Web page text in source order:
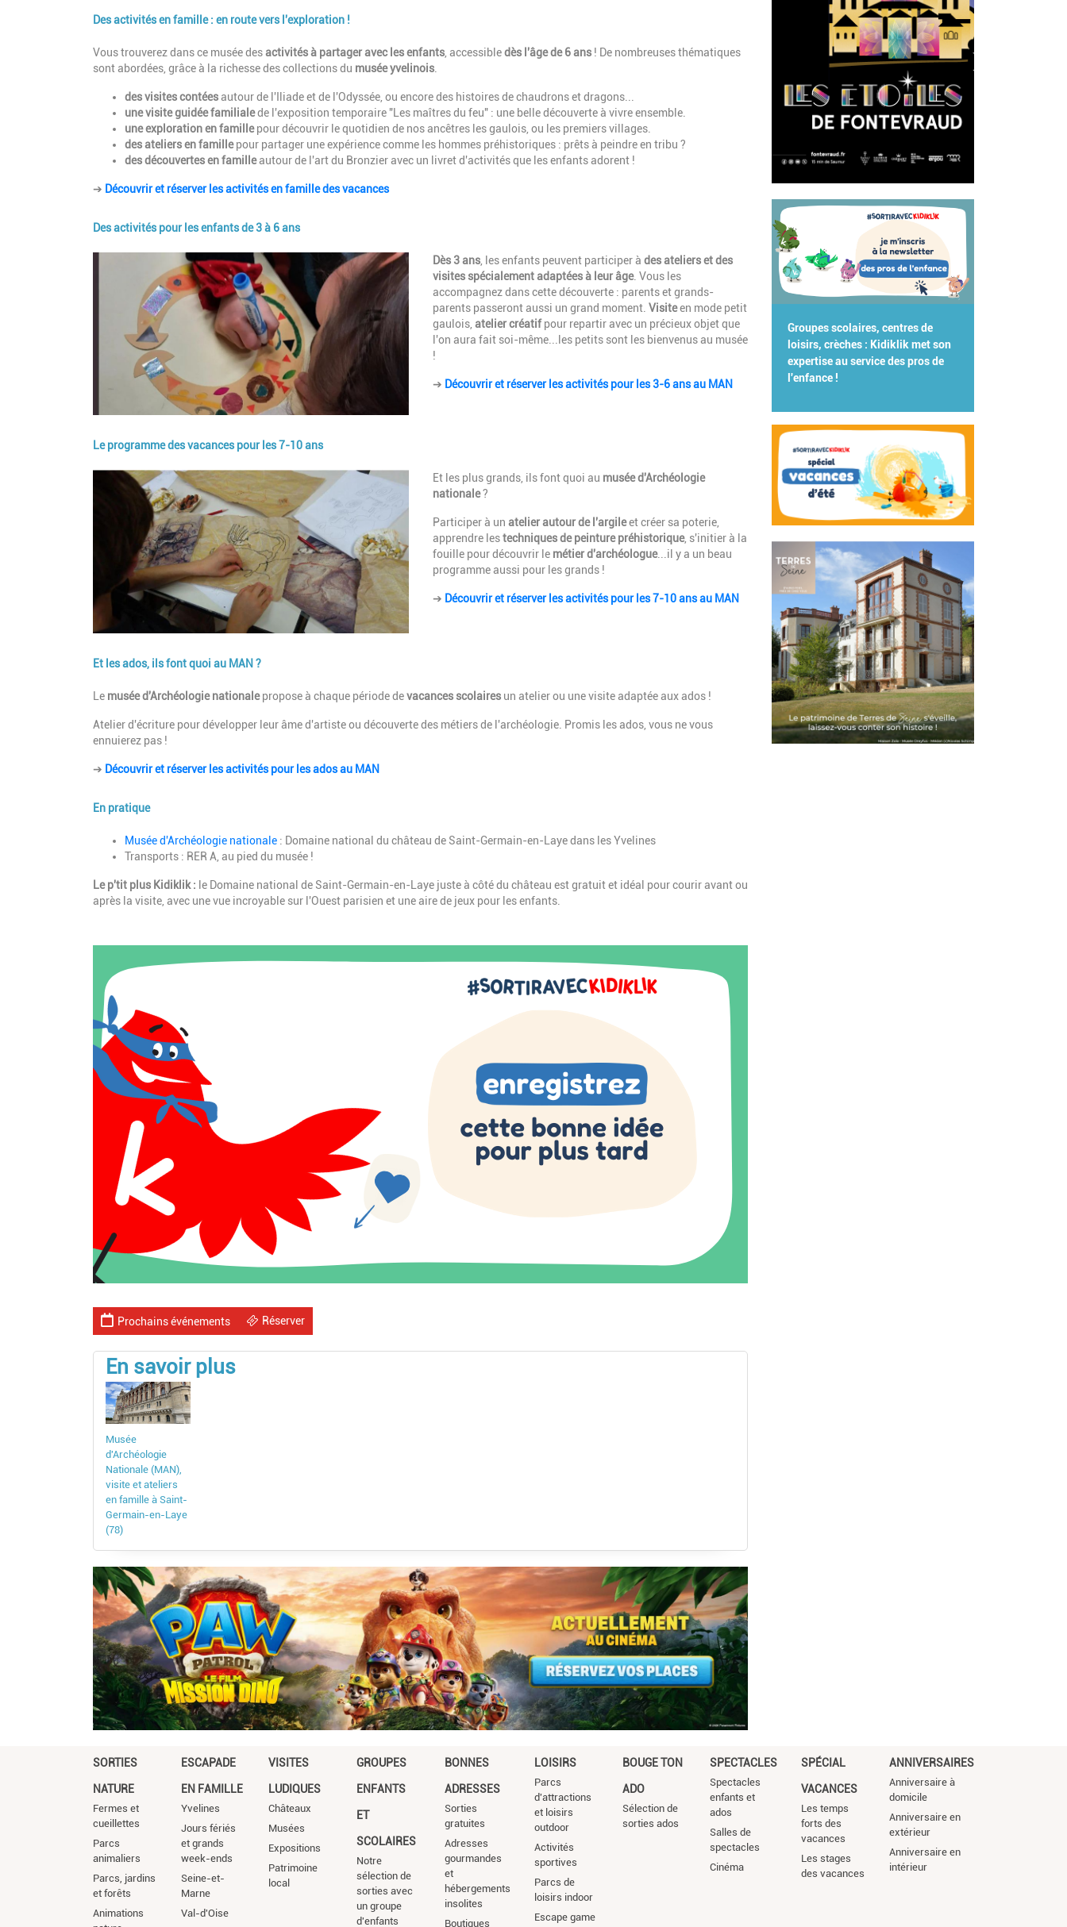
Des activités en famille : en route vers l'exploration !
Description
Vous trouverez dans ce musée desactivités à partager avec les enfants , accessibledès l'âge de 6 ans ! De nombreuses thématiques
sont abordées, grâce à la richesse des collections du musée yvelinois
des visites contéesautour de l'Iliade et de l'Odyssée, ou encore des histoires de chaudrons et dragons...
une visite guidée familialede l'exposition temporaire "Les maîtres du feu" : une belle découverte à vivre ensemble.
une exploration en famillepour découvrir le quotidien de nos ancêtres les gaulois, ou les premiers villages.
des ateliers en famillepour partager une expérience comme les hommes préhistoriques : prêts à peindre en tribu ?
des découvertes en familleautour de l'art du Bronzier avec un livret d'activités que les enfants adorent !
➔ Découvrir et réserver les activités en famille des vacances
Des activités pour les enfants de 3 à 6 ans
Description
Dès 3 ans, les enfants peuvent participer à des ateliers et des
visites spécialement adaptées à leur âge. Vous les
accompagnez dans cette découverte : parents et grands-
parents passeront aussi un grand moment. Visiteen mode petit
gaulois, atelier créatifpour repartir avec un précieux objet que
l'on aura fait soi-même...les petits sont les bienvenus au musée
!
➔ Découvrir et réserver les activités pour les 3-6 ans au MAN
Le programme des vacances pour les 7-10 ans
Description
Et les plus grands, ils font quoi au musée d'Archéologie
nationale?
Participer à un atelier autour de l'argileet créer sa poterie,
apprendre lestechniques de peinture préhistorique, s'initier à la
fouille pour découvrir le métier d'archéologue...il y a un beau
programme aussi pour les grands !
➔ Découvrir et réserver les activités pour les 7-10 ans au MAN
Et les ados, ils font quoi au MAN ?
Description
Le musée d'Archéologie nationalepropose à chaque période devacances scolaires un atelier ou une visite adaptée aux ados !
Atelier d'écriture pour développer leur âme d'artiste ou découverte des métiers de l'archéologie. Promis les ados, vous ne vous
ennuierez pas !
➔ Découvrir et réserver les activités pour les ados au MAN
En pratique
DescriptionMusée d'Archéologie nationale : Domaine national du château de Saint-Germain-en-Laye dans les Yvelines
Transports : RER A, au pied du musée !
Le p'tit plus Kidiklik : le Domaine national de Saint-Germain-en-Laye juste à côté du château est gratuit et idéal pour courir avant ou
après la visite, avec une vue incroyable sur l'Ouest parisien et une aire de jeux pour les enfants.
Réserver
Prochains événements
En savoir plus
Musée
d'Archéologie
Nationale (MAN),
visite et ateliers
en famille à Saint-
Germain-en-Laye
(78)
Groupes scolaires, centres de
loisirs, crèches : Kidiklik met son
expertise au service des pros de
l'enfance !
SORTIES
NATURE
Fermes et
cueillettes
Parcs
animaliers
Parcs, jardins
et forêts
Animations
ESCAPADE
EN FAMILLE
Yvelines
Jours fériés
et grands
week-ends
Seine-et-
Marne
Val-d'Oise
VISITES
LUDIQUES
Châteaux
Musées
Expositions
Patrimoine
local
GROUPES
ENFANTS
ET
SCOLAIRES
Notre
sélection de
sorties avec
un groupe
d'enfants
BONNES
ADRESSES
Sorties
gratuites
Adresses
gourmandes
et
hébergements
insolites
Boutiques
LOISIRS
Parcs
d'attractions
et loisirs
outdoor
Activités
sportives
Parcs de
loisirs indoor
Escape game
BOUGE TON
ADO
Sélection de
sorties ados
SPECTACLES
Spectacles
enfants et
ados
Salles de
spectacles
Cinéma
SPÉCIAL
VACANCES
Les temps
forts des
vacances
Les stages
des vacances
ANNIVERSAIRES
Anniversaire à
domicile
Anniversaire en
extérieur
Anniversaire en
intérieur